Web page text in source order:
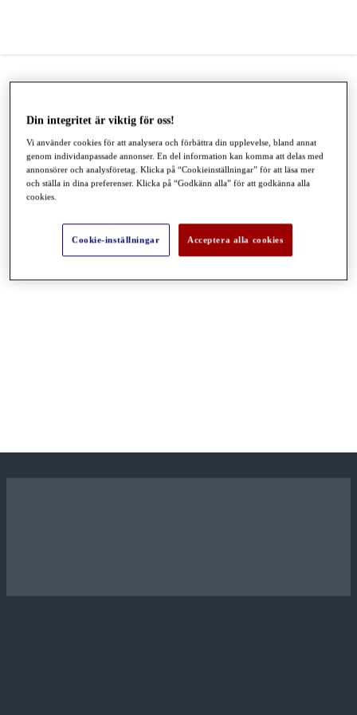
●●●
Din integritet är viktig för oss!
Vi använder cookies för att analysera och förbättra din upplevelse, bland annat
genom individanpassade annonser. En del information kan komma att delas med
annonsörer och analysföretag. Klicka på “Cookieinställningar” för att läsa mer
och ställa in dina preferenser. Klicka på “Godkänn alla” för att godkänna alla
cookies.
Cookie-inställningar Acceptera alla cookies